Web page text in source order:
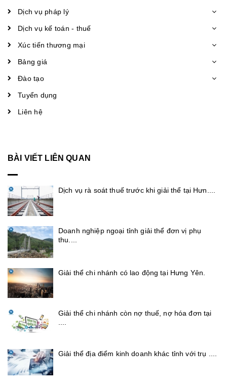
Dịch vụ pháp lý
Dịch vụ kế toán - thuế
Xúc tiến thương mại
Bảng giá
Đào tạo
Tuyển dụng
Liên hệ
BÀI VIẾT LIÊN QUAN
Dịch vụ rà soát thuế trước khi giải thể tại Hưn....
Doanh nghiệp ngoại tỉnh giải thể đơn vị phụ
thu....
Giải thể chi nhánh có lao động tại Hưng Yên.
Giải thể chi nhánh còn nợ thuế, nợ hóa đơn tại
Giải thể địa điểm kinh doanh khác tỉnh với trụ ....